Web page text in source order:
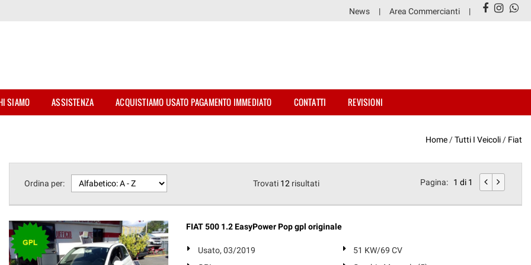
News Area Commercianti
SIAMO ASSISTENZA ACQUISTIAMO USATO PAGAMENTO IMMEDIATO CONTATTI REVISIONI
Home /Tutti I Veicoli / Fiat
Ordina per: Trovati 12 risultati Pagina: 1 di 1
FIAT 500 1.2 EasyPower Pop gpl originale
Usato, 03/2019
51 KW/69 CV